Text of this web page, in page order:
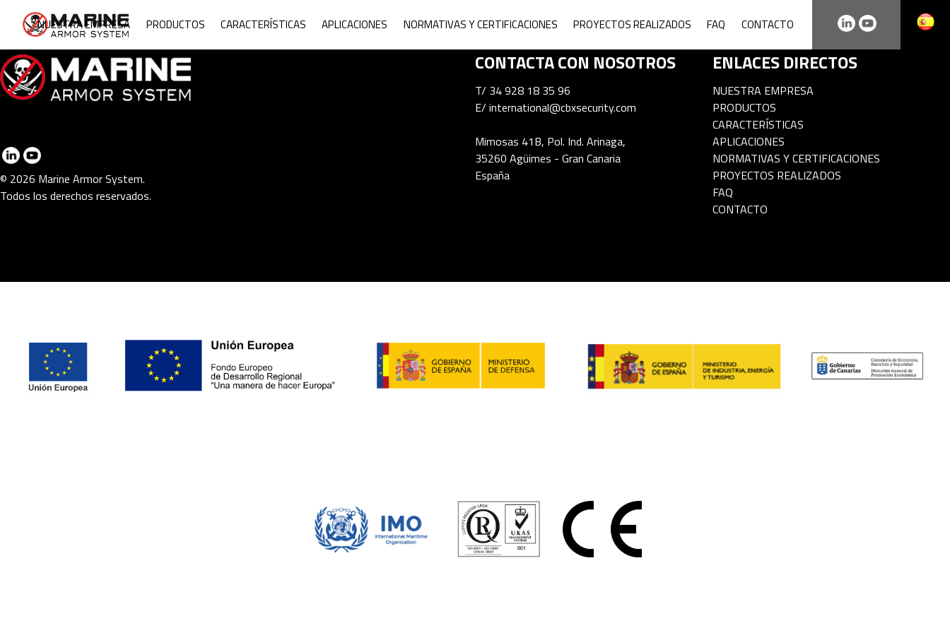
Marine Armor System
NUESTRA EMPRESA PRODUCTOS CARACTERÍSTICAS APLICACIONES NORMATIVAS Y CERTIFICACIONES PROYECTOS REALIZADOS FAQ CONTACTO
© 2026 Marine Armor System.
Todos los derechos reservados.
CONTACTA CON NOSOTROS
T/ 34 928 18 35 96
E/ international@cbxsecurity.com
Mimosas 41B, Pol. Ind. Arinaga,
35260 Agüimes - Gran Canaria
España
ENLACES DIRECTOS
NUESTRA EMPRESA
PRODUCTOS
CARACTERÍSTICAS
APLICACIONES
NORMATIVAS Y CERTIFICACIONES
PROYECTOS REALIZADOS
FAQ
CONTACTO